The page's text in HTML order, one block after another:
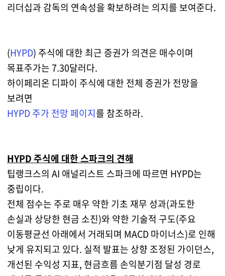
리더십과 감독의 연속성을 확보하려는 의지를 보여준다.
(HYPD) 주식에 대한 최근 증권가 의견은 매수이며
목표주가는 7.30달러다.
하이페리온 디파이 주식에 대한 전체 증권가 전망을
보려면
HYPD 주가 전망 페이지를 참조하라.
HYPD 주식에 대한 스파크의 견해
팁랭크스의 AI 애널리스트 스파크에 따르면 HYPD는
중립이다.
전체 점수는 주로 매우 약한 기초 재무 성과(과도한
손실과 상당한 현금 소진)와 약한 기술적 구도(주요
이동평균선 아래에서 거래되며 MACD 마이너스)로 인해
낮게 유지되고 있다. 실적 발표는 상향 조정된 가이던스,
개선된 수익성 지표, 현금흐름 손익분기점 달성 경로